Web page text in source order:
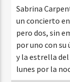
Sabrina
un concierto en
pero dos, sin
por uno con su
y la estrella del
lunes por la